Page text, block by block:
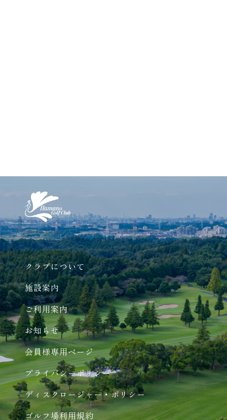
クラブについて
施設案内
ご利用案内
お知らせ
会員様専用ページ
プライバシーポリシー
ディスクロージャー・ポリシー
ゴルフ場利用規約